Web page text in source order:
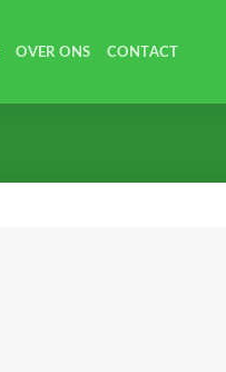
OVER ONS CONTACT